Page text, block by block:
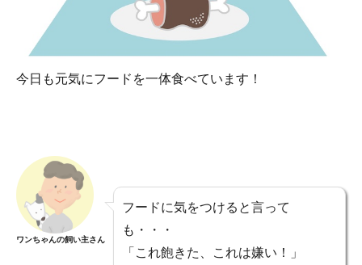
今日も元気にフードを一体食べています！
ワンちゃんの飼い主さん
フードに気をつけると言って
も・・・
「これ飽きた、これは嫌い！」